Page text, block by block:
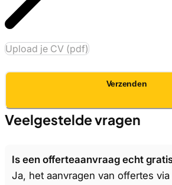
Upload je CV (pdf)
Verzenden
Veelgestelde vragen
Is een offerteaanvraag echt
Ja, het aanvragen van offertes